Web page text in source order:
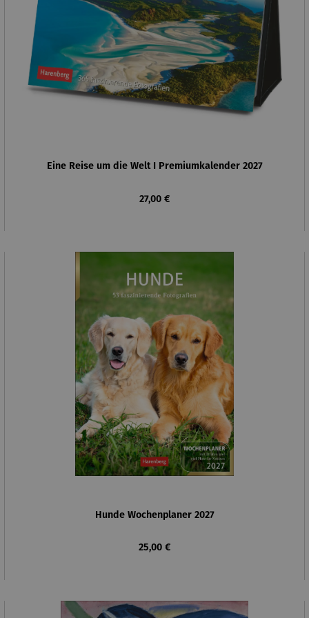
Eine Reise um die Welt I Premiumkalender 2027
Regulärer Preis:
27,00 €
Hunde Wochenplaner 2027
Regulärer Preis:
25,00 €